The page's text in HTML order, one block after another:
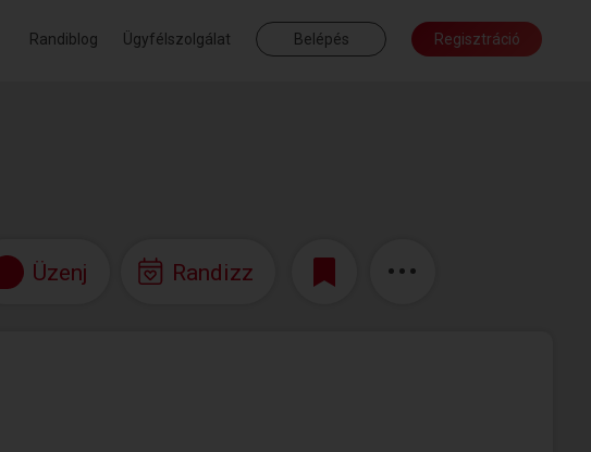
Randiblog Ügyfélszolgálat Belépés Regisztráció
Üzenj Randizz